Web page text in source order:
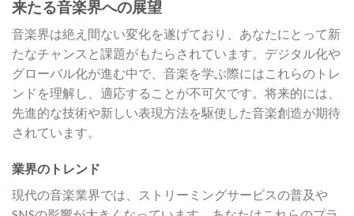
来たる音楽界への展望
音楽界は絶え間ない変化を遂げており、あなたにとって新
たなチャンスと課題がもたらされています。デジタル化や
グローバル化が進む中で、音楽を学ぶ際にはこれらのトレ
ンドを理解し、適応することが不可欠です。将来的には、
先進的な技術や新しい表現方法を駆使した音楽創造が期待
されています。
業界のトレンド
現代の音楽業界では、ストリーミングサービスの普及や